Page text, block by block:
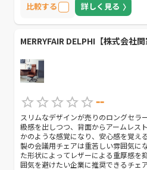
比較する 詳しく見る
MERRYFAIR DELPHI【株式会社関
--
スリムなデザインが売りのロングセラ
級感を出しつつ、背面からアームレス
かのような感覚になり、安心感を覚え
製の会議用チェアは重苦しい雰囲気に
た形状によってレザーによる重厚感を
囲気を避けたい企業に推奨できるチェ